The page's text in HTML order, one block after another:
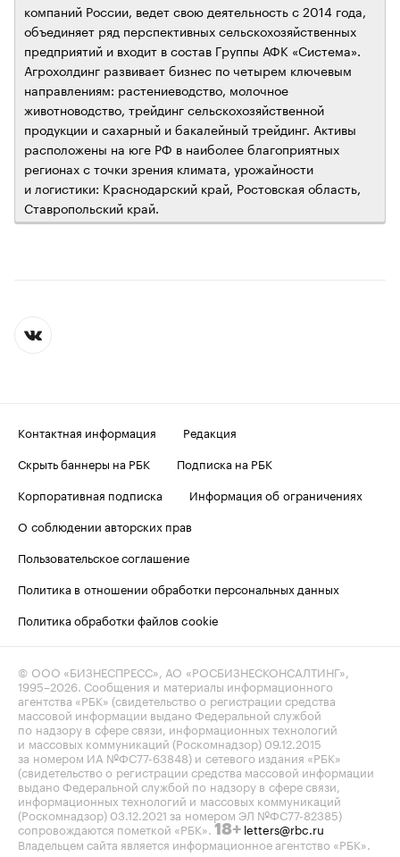
компаний России, ведет свою деятельность с 2014 года,
объединяет ряд перспективных сельскохозяйственных
предприятий и входит в состав Группы АФК «Система».
Агрохолдинг развивает бизнес по четырем ключевым
направлениям: растениеводство, молочное
животноводство, трейдинг сельскохозяйственной
продукции и сахарный и бакалейный трейдинг. Активы
расположены на юге РФ в наиболее благоприятных
регионах с точки зрения климата, урожайности
и логистики: Краснодарский край, Ростовская область,
Ставропольский край.
Контактная информация
Редакция
Скрыть баннеры на РБК
Подписка на РБК
Корпоративная подписка
Информация об ограничениях
О соблюдении авторских прав
Пользовательское соглашение
Политика в отношении обработки персональных данных
Политика обработки файлов cookie
© ООО «БИЗНЕСПРЕСС», АО «РОСБИЗНЕСКОНСАЛТИНГ»,
1995–2026. Сообщения и материалы информационного
агентства «РБК» (свидетельство о регистрации средства
массовой информации выдано Федеральной службой
по надзору в сфере связи, информационных технологий
и массовых коммуникаций (Роскомнадзор) 09.12.2015
за номером ИА №ФС77-63848) и сетевого издания «РБК»
(свидетельство о регистрации средства массовой информации
выдано Федеральной службой по надзору в сфере связи,
информационных технологий и массовых коммуникаций
(Роскомнадзор) 03.12.2021 за номером ЭЛ №ФС77-82385)
сопровождаются пометкой «РБК». 18+ letters@rbc.ru
Владельцем сайта является информационное агентство «РБК».